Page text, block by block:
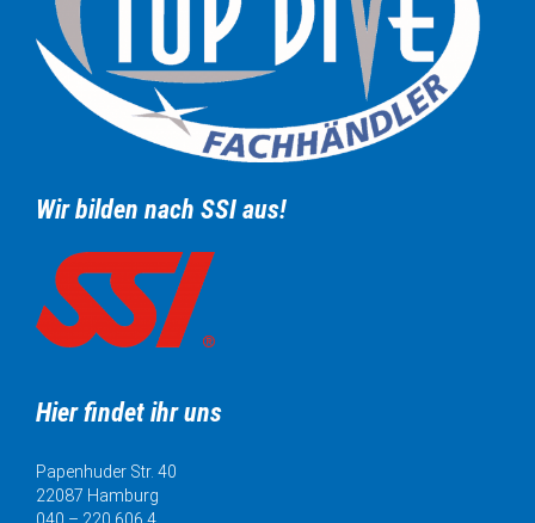
Wir bilden nach SSI aus!
Hier findet ihr uns
Papenhuder Str. 40
22087 Hamburg
040 – 220 606 4